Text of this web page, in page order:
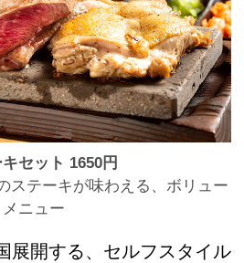
セット 1650円
ステーキが味わえる、ボリュー
ニュー
展開する、セルフスタイル